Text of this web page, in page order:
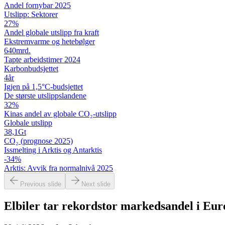
Andel fornybar 2025
Utslipp: Sektorer
27%
Andel globale utslipp fra kraft
Ekstremvarme og hetebølger
640mrd.
Tapte arbeidstimer 2024
Karbon­budsjettet
4år
Igjen på 1,5°C-budsjettet
De største utslipps­landene
32%
Kinas andel av globale CO₂-utslipp
Globale utslipp
38,1Gt
CO₂ (prognose 2025)
Issmelting i Arktis og Antarktis
-34%
Arktis: Avvik fra normalnivå 2025
Previous slide Next slide
Elbiler tar rekordstor markedsandel i